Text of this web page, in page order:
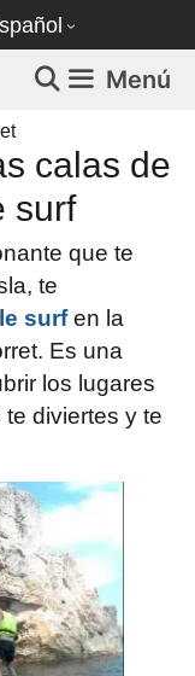
Menú
calas de
surf
que te
te
surfen la
Es una
los lugares
diviertes y te